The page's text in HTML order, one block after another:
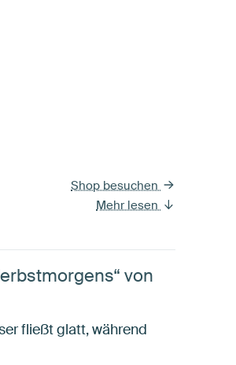
Shop besuchen
Mehr lesen
von
fließt glatt, während